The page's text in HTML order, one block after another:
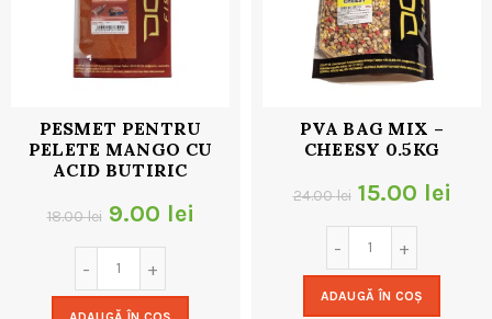
PESMET PENTRU
PELETE MANGO CU
ACID BUTIRIC
18.00lei Prețul
inițial
a
9.00 lei
PVA BAG MIX –
CHEESY 0.5KG
24.00lei Prețul
inițial
a
fost:
15.00 lei
ADAUGĂ ÎN COȘ